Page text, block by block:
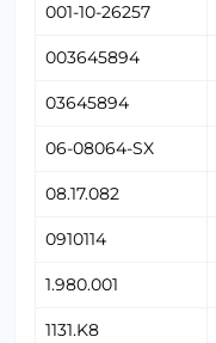
001-10-26257
003645894
03645894
06-08064-SX
08.17.082
0910114
1.980.001
1131.K8